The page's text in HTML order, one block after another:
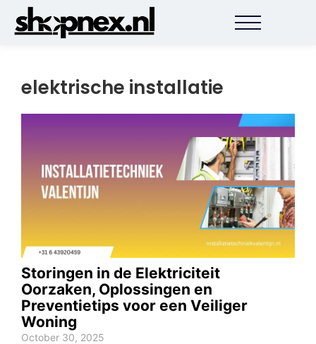
elektrische installatie
Storingen in de Elektriciteit
Oorzaken, Oplossingen en
Preventietips voor een Veiliger
Woning
October 30, 2025